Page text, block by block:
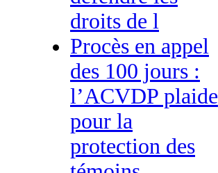
droits de l
Procès en appel
des 100 jours :
l’ACVDP plaide
pour la
protection des